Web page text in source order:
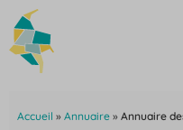
au
contenu
Accueil » Annuaire» Annuaire